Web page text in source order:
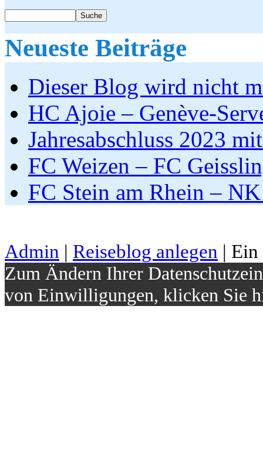
Neueste Beiträge
Dieser Blog wird nicht
HC Ajoie – Genève-
Jahresabschluss 2023
FC Weizen – FC
FC Stein am Rhein –
Admin | Reiseblog anlegen |
Zum Ändern Ihrer
von Einwilligungen, klicken Sie